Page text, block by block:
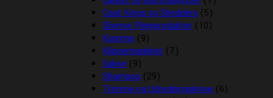
Coat Kings og Shedders (5)
Diverse Plejeprodukter (10)
Kamme (9)
Klippemaskiner (7)
Sakse (9)
Shampoo (29)
Trimme og Udredningsknive (6)